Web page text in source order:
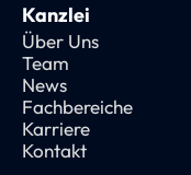
Kanzlei
Über Uns
Team
News
Fachbereiche
Karriere
Kontakt